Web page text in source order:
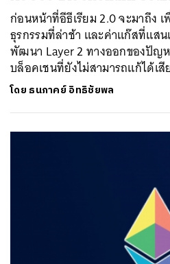
ก่อนหน้าที่อีธีเรียม 2.0 จะมาถึง
ธุรกรรมที่ล่าช้า และค่าแก๊สที่แส
พัฒนา Layer 2 ทางออกของปัญห
บล็อคเชนที่ยังไม่สามารถแก้ได้เ
โดย ธนภาคย์ อิทธิชัยพล